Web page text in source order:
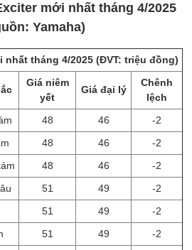
mới nhất tháng 4/2025
Yamaha)
nhất tháng 4/2025 (ĐVT: triệu đồng)
Giá niêm
yết
Giá đại lý
Chênh
lệch
48 46
-2
48 46
-2
48 46 -2
51 49
-2
51 49
-2
51 49 -2